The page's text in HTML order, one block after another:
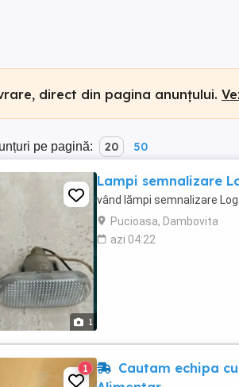
direct din pagina anunțului.
pe pagină: 20 50
1
Lampi semnalizare
vând lămpi semnalizare
Pucioasa, Dambovita
azi 04:22
1
Cautam echipa